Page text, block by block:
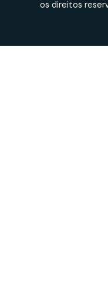
os direitos